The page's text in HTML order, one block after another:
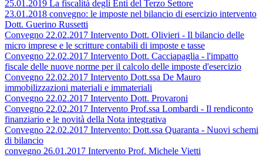
25.01.2019 La fiscalità degli Enti del Terzo Settore
23.01.2018 convegno: le imposte nel bilancio di esercizio intervento
Dott. Guerino Russetti
Convegno 22.02.2017 Intervento Dott. Olivieri - Il bilancio delle
micro imprese e le scritture contabili di imposte e tasse
Convegno 22.02.2017 Intervento Dott. Cacciapaglia - l'impatto
fiscale delle nuove norme per il calcolo delle imposte d'esercizio
Convegno 22.02.2017 Intervento Dott.ssa De Mauro
immobilizzazioni materiali e immateriali
Convegno 22.02.2017 Intervento Dott. Provaroni
Convegno 22.02.2017 Intervento Prof.ssa Lombardi - Il rendiconto
finanziario e le novità della Nota integrativa
Convegno 22.02.2017 Intervento: Dott.ssa Quaranta - Nuovi schemi
di bilancio
convegno 26.01.2017 Intervento Prof. Michele Vietti